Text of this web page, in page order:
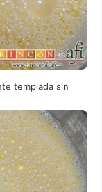
templada sin